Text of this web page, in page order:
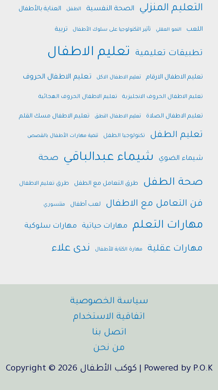
التعليم المنزلي الصحة النفسية الطفل العناية بالأطفال
اللعب النمو العقلي تأثير التكنولوجيا على سلوك الأطفال تربية
تطبيقات تعليمية تعليم الاطفال
تعليم الاطفال الارقام تعليم الاطفال الاكل تعليم الاطفال الحروف
تعليم الاطفال الحروف الانجليزية تعليم الاطفال الحروف الهجائية
تعليم الاطفال الصلاة تعليم الاطفال النطق تعليم الاطفال مسك القلم
تعليم الطفل تكنولوجيا الطفل تنمية مهارات الأطفال بالقصص
شيماء الضوي شيماء عبدالباقي صحة
صحة الطفل طرق التعامل مع الطفل طرق تعليم الاطفال
فن التعامل مع الاطفال لعب أطفال منتسوري
مهارات التعلم مهارات حياتية مهارات سلوكية
مهارات عقلية مهارة الكتابة للأطفال ندى علاء
سياسة الخصوصية
اتفاقية الاستخدام
اتصل بنا
من نحن
Copyright © 2026 كوكب الأطفال | Powered by P.O.K